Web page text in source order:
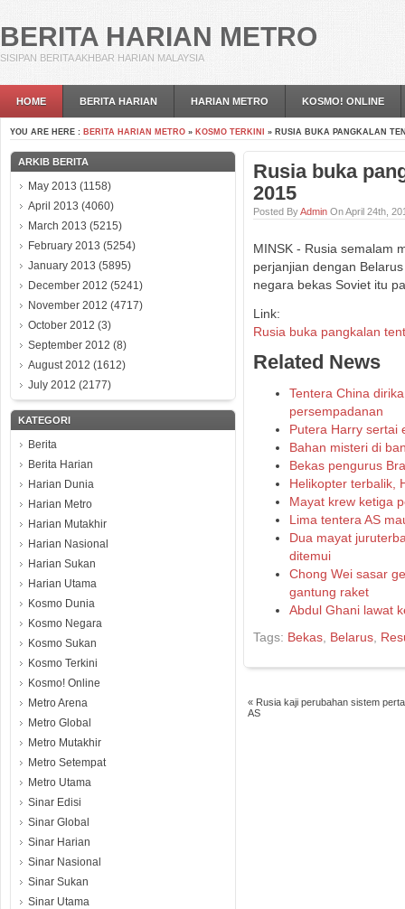
BERITA HARIAN METRO
SISIPAN BERITA AKHBAR HARIAN MALAYSIA
HOME BERITA HARIAN HARIAN METRO KOSMO! ONLINE
YOU ARE HERE : BERITA HARIAN METRO » KOSMO TERKINI » RUSIA BUKA PANGKALAN
ARKIB BERITA
May 2013 (1158)
April 2013 (4060)
March 2013 (5215)
February 2013 (5254)
January 2013 (5895)
December 2012 (5241)
November 2012 (4717)
October 2012 (3)
September 2012 (8)
August 2012 (1612)
July 2012 (2177)
KATEGORI
Berita
Berita Harian
Harian Dunia
Harian Metro
Harian Mutakhir
Harian Nasional
Harian Sukan
Harian Utama
Kosmo Dunia
Kosmo Negara
Kosmo Sukan
Kosmo Terkini
Kosmo! Online
Metro Arena
Metro Global
Metro Mutakhir
Metro Setempat
Metro Utama
Sinar Edisi
Sinar Global
Sinar Harian
Sinar Nasional
Sinar Sukan
Sinar Utama
Rusia buka
2015
Posted ByAdmin On April 24th,
MINSK - Rusia semalam
perjanjian dengan
negara bekas Soviet itu
Link:
Rusia buka pangkalan
Related News
Tentera China
persempadanan
Putera Harry sertai
Bahan misteri di
Bekas pengurus
Helikopter terbalik,
Mayat krew ketiga
Lima tentera AS
Dua mayat
ditemui
Chong Wei sasar
gantung raket
Abdul Ghani lawat
Tags: Bekas Belarus
« Rusia kaji perubahan sistem
AS